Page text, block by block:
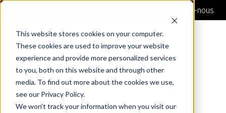
This website stores cookies on your computer.
These cookies are used to improve your website
experience and provide more personalized services
to you, both on this website and through other
media. To find out more about the cookies we use,
see our Privacy Policy.
We won't track your information when you visit our
Afficher le sous-menu pour les traductions
Contacte-nous